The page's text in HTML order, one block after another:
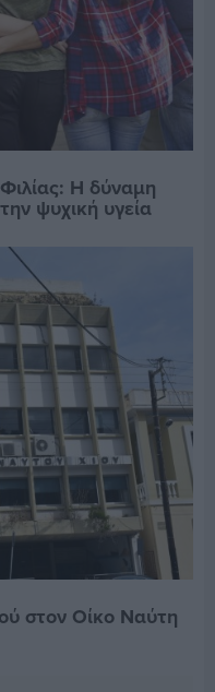
Η δύναμη
ψυχική υγεία
στον Οίκο Ναύτη